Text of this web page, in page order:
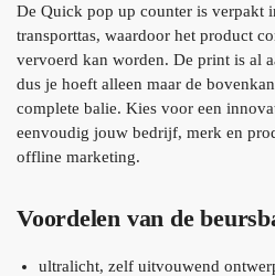
De Quick pop up counter is verpakt
transporttas, waardoor het product
vervoerd kan worden. De print is al
dus je hoeft alleen maar de
complete balie. Kies voor een
eenvoudig jouw bedrijf, merk en
offline marketing.
Voordelen van de
ultralicht, zelf uitvouwend